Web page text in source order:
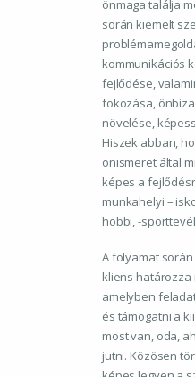
önmaga találja
során kiemelt
kommunikációs
fejlődése,
fokozása,
növelése,
Hiszek abban,
önismeret által
képes a
munkahelyi –
hobbi, -
A folyamat
kliens határozza
amelyben
és támogatni a
most van, oda,
jutni. Közösen